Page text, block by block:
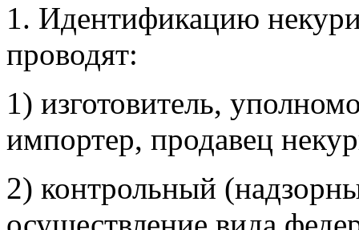
1. Идентификацию
проводят:
1) изготовитель,
импортер, продавец
2) контрольный